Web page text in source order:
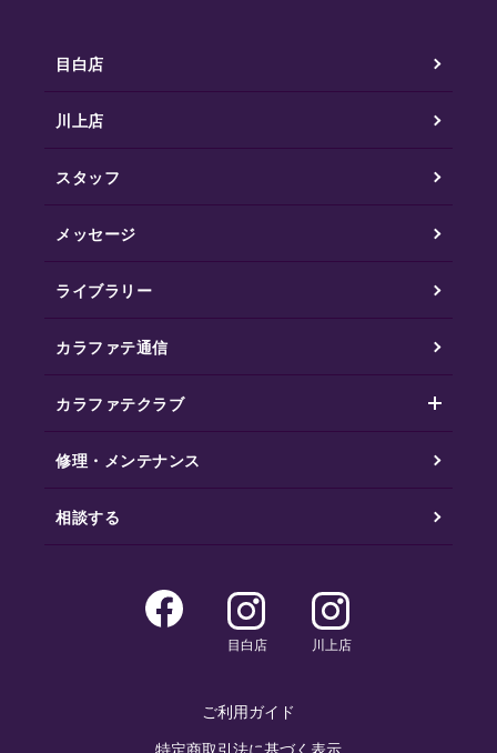
目白店
川上店
スタッフ
メッセージ
ライブラリー
カラファテ通信
カラファテクラブ
修理・メンテナンス
相談する
目白店 川上店
ご利用ガイド